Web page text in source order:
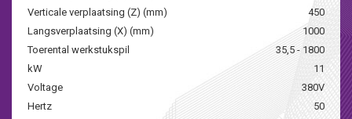
Verticale verplaatsing (Z) (mm)
450
Langsverplaatsing (X) (mm)
1000
Toerental werkstukspil
35,5 - 1800
kW
11
Voltage
380V
Hertz
50